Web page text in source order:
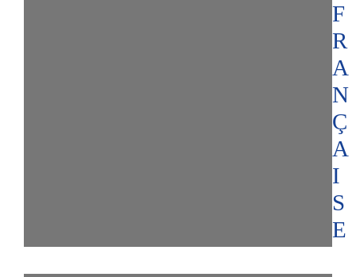
F
R
A
N
Ç
A
I
S
E